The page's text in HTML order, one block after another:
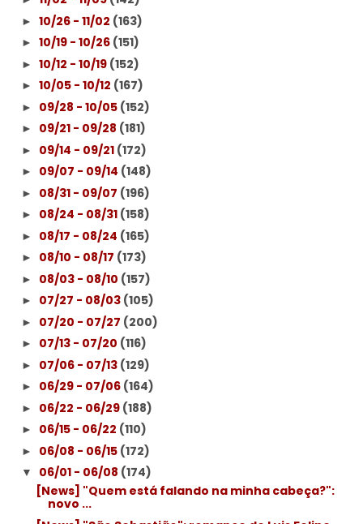
► 10/26 - 11/02 (163)
► 10/19 - 10/26 (151)
► 10/12 - 10/19 (152)
► 10/05 - 10/12 (167)
► 09/28 - 10/05 (152)
► 09/21 - 09/28 (181)
► 09/14 - 09/21 (172)
► 09/07 - 09/14 (148)
► 08/31 - 09/07 (196)
► 08/24 - 08/31 (158)
► 08/17 - 08/24 (165)
► 08/10 - 08/17 (173)
► 08/03 - 08/10 (157)
► 07/27 - 08/03 (105)
► 07/20 - 07/27 (200)
► 07/13 - 07/20 (116)
► 07/06 - 07/13 (129)
► 06/29 - 07/06 (164)
► 06/22 - 06/29 (188)
► 06/15 - 06/22 (110)
► 06/08 - 06/15 (172)
▼ 06/01 - 06/08 (174)
[News] "Quem está falando na minha cabeça?":
novo ...